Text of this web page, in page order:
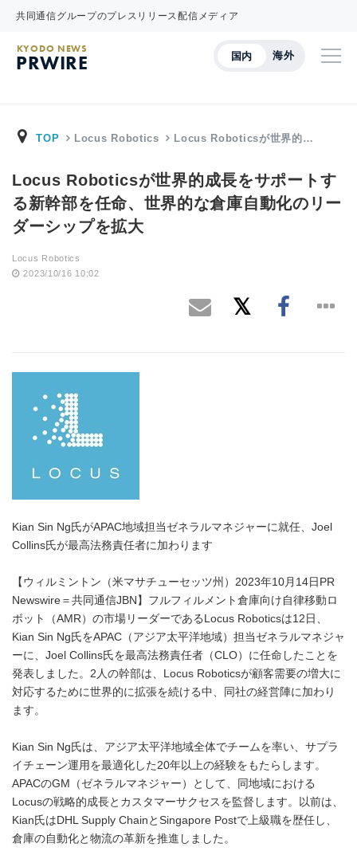
共同通信グループのプレスリリース配信メディア
国内 海外
KYODO NEWS
PRWIRE
TOP Locus Robotics Locus Roboticsが世界的…
Locus Roboticsが世界的成長をサポートす
る新幹部を任命、世界的な倉庫自動化のリー
ダーシップを拡大
Locus Robotics
2023/10/16 10:02
Kian Sin Ng氏がAPAC地域担当ゼネラルマネジャーに就任、Joel
Collins氏が最高法務責任者に加わります
【ウィルミントン（米マサチューセッツ州）2023年10月14日PR
Newswire＝共同通信JBN】フルフィルメント倉庫向け自律移動ロ
ボット（AMR）の市場リーダーであるLocus Roboticsは12日、
Kian Sin Ng氏をAPAC（アジア太平洋地域）担当ゼネラルマネジャ
ーに、Joel Collins氏を最高法務責任者（CLO）に任命したことを
発表しました。2人の幹部は、Locus Roboticsが顧客需要の増大に
対応するために世界的に拡張を続ける中、同社の経営陣に加わり
ます。
Kian Sin Ng氏は、アジア太平洋地域全体でチームを率い、サプラ
イチェーン運用を最適化した20年以上の経験をもたらします。
APACのGM（ゼネラルマネジャー）として、同地域における
Locusの戦略的成長とカスタマーサクセスを監督します。以前は、
Kian氏はDHL Supply ChainとSingapore Postで上級職を歴任し、
倉庫の自動化と物流の革新を推進しました。